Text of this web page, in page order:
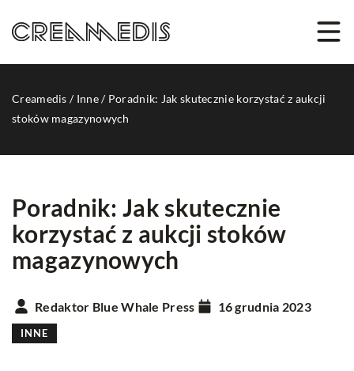
Creamedis / Inne/ Poradnik: Jak skutecznie korzystać z aukcji
stoków magazynowych
Poradnik: Jak skutecznie
korzystać z aukcji stoków
magazynowych
Redaktor Blue Whale Press 16 grudnia 2023
INNE